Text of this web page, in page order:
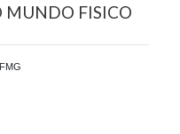
MUNDO FISICO